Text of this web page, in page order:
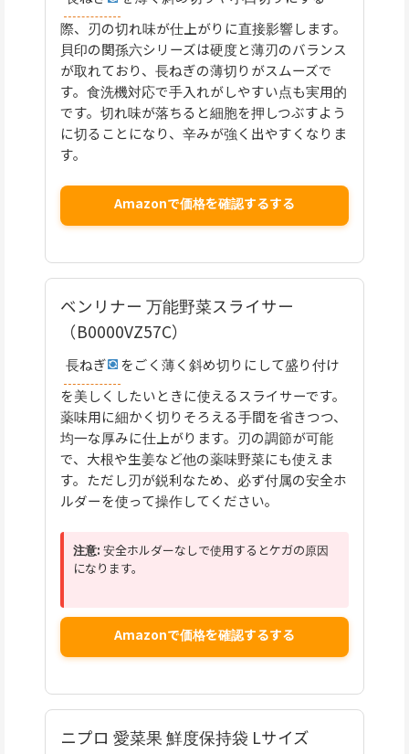
際、刃の切れ味が仕上がりに直接影響します。
貝印の関孫六シリーズは硬度と薄刃のバランス
が取れており、長ねぎの薄切りがスムーズで
す。食洗機対応で手入れがしやすい点も実用的
です。切れ味が落ちると細胞を押しつぶすよう
に切ることになり、辛みが強く出やすくなりま
す。
Amazonで価格を確認するする
ベンリナー 万能野菜スライサー
（B0000VZ57C）
長ねぎ
をごく薄く斜め切りにして盛り付け
を美しくしたいときに使えるスライサーです。
薬味用に細かく切りそろえる手間を省きつつ、
均一な厚みに仕上がります。刃の調節が可能
で、大根や生姜など他の薬味野菜にも使えま
す。ただし刃が鋭利なため、必ず付属の安全ホ
ルダーを使って操作してください。
注意: 安全ホルダーなしで使用するとケガの原因
になります。
Amazonで価格を確認するする
ニプロ 愛菜果 鮮度保持袋 Lサイズ